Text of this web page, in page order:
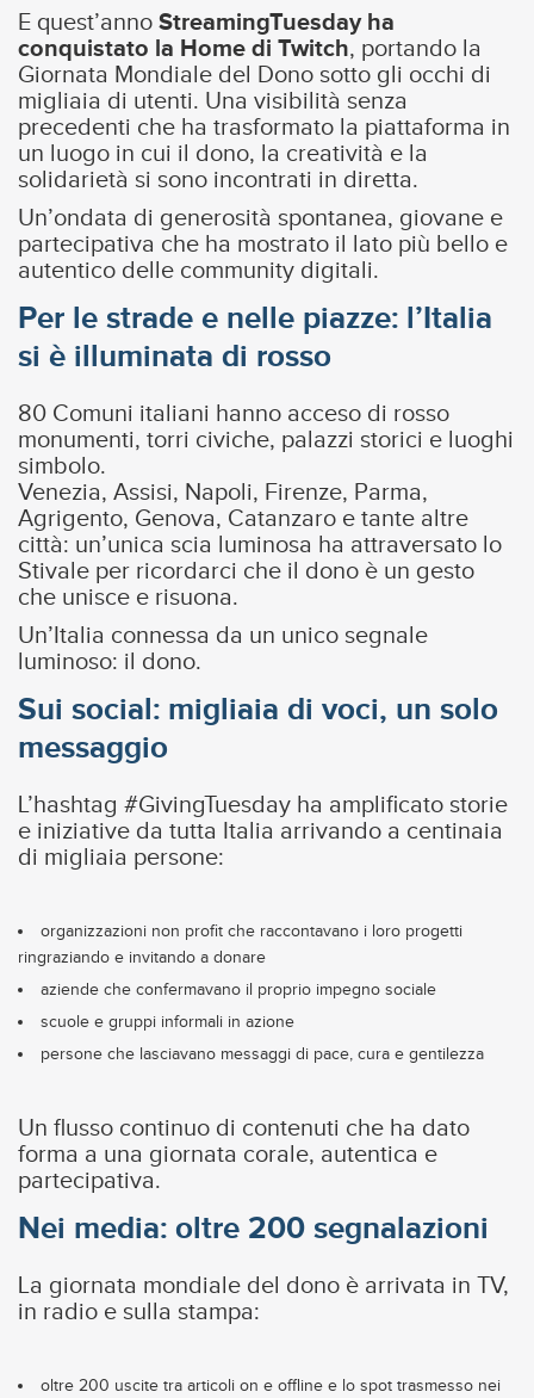
E quest’anno StreamingTuesday ha
conquistato la Home di Twitch, portando la
Giornata Mondiale del Dono sotto gli occhi di
migliaia di utenti. Una visibilità senza
precedenti che ha trasformato la piattaforma in
un luogo in cui il dono, la creatività e la
solidarietà si sono incontrati in diretta.
Un’ondata di generosità spontanea, giovane e
partecipativa che ha mostrato il lato più bello e
autentico delle community digitali.
Per le strade e nelle piazze: l’Italia
si è illuminata di rosso
80 Comuni italiani hanno acceso di rosso
monumenti, torri civiche, palazzi storici e luoghi
simbolo.
Venezia, Assisi, Napoli, Firenze, Parma,
Agrigento, Genova, Catanzaro e tante altre
città: un’unica scia luminosa ha attraversato lo
Stivale per ricordarci che il dono è un gesto
che unisce e risuona.
Un’Italia connessa da un unico segnale
luminoso: il dono.
Sui social: migliaia di voci, un solo
messaggio
L’hashtag #GivingTuesday ha amplificato storie
e iniziative da tutta Italia arrivando a centinaia
di migliaia persone:
organizzazioni non profit che raccontavano i loro progetti
ringraziando e invitando a donare
aziende che confermavano il proprio impegno sociale
scuole e gruppi informali in azione
persone che lasciavano messaggi di pace, cura e gentilezza
Un flusso continuo di contenuti che ha dato
forma a una giornata corale, autentica e
partecipativa.
Nei media: oltre 200 segnalazioni
La giornata mondiale del dono è arrivata in TV,
in radio e sulla stampa:
oltre 200 uscite tra articoli on e offline e lo spot trasmesso nei